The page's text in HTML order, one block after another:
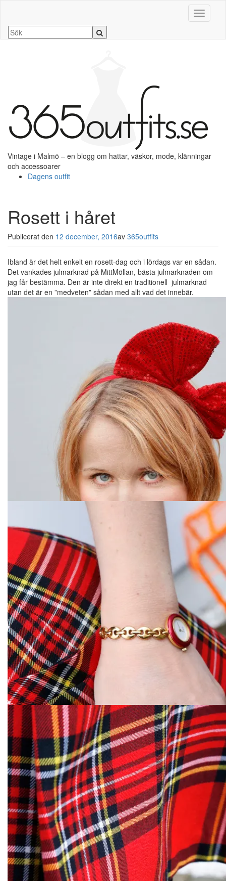
Slå på/
Vintage i Malmö – en blogg om hattar, väskor, mode, klänningar
och accessoarer
Dagens outfit
Rosett i håret
Publicerat den 12 december, 2016av 365outfits
Ibland är det helt enkelt en rosett-dag och i lördags var en sådan.
Det vankades julmarknad på MittMöllan, bästa julmarknaden om
jag får bestämma. Den är inte direkt en traditionell julmarknad
utan det är en ”medveten” sådan med allt vad det innebär.